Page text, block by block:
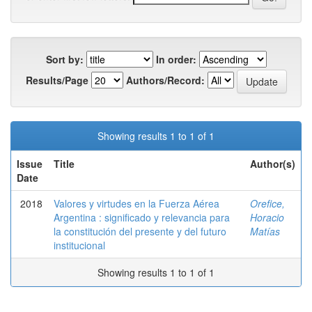
Sort by:
In order:
Results/Page
Authors/Record:
Showing results 1 to 1 of 1
Issue
Date
Title Author(s)
2018
Valores y virtudes en la Fuerza Aérea
Argentina : significado y relevancia para
la constitución del presente y del futuro
institucional
Orefice,
Horacio
Matías
Showing results 1 to 1 of 1